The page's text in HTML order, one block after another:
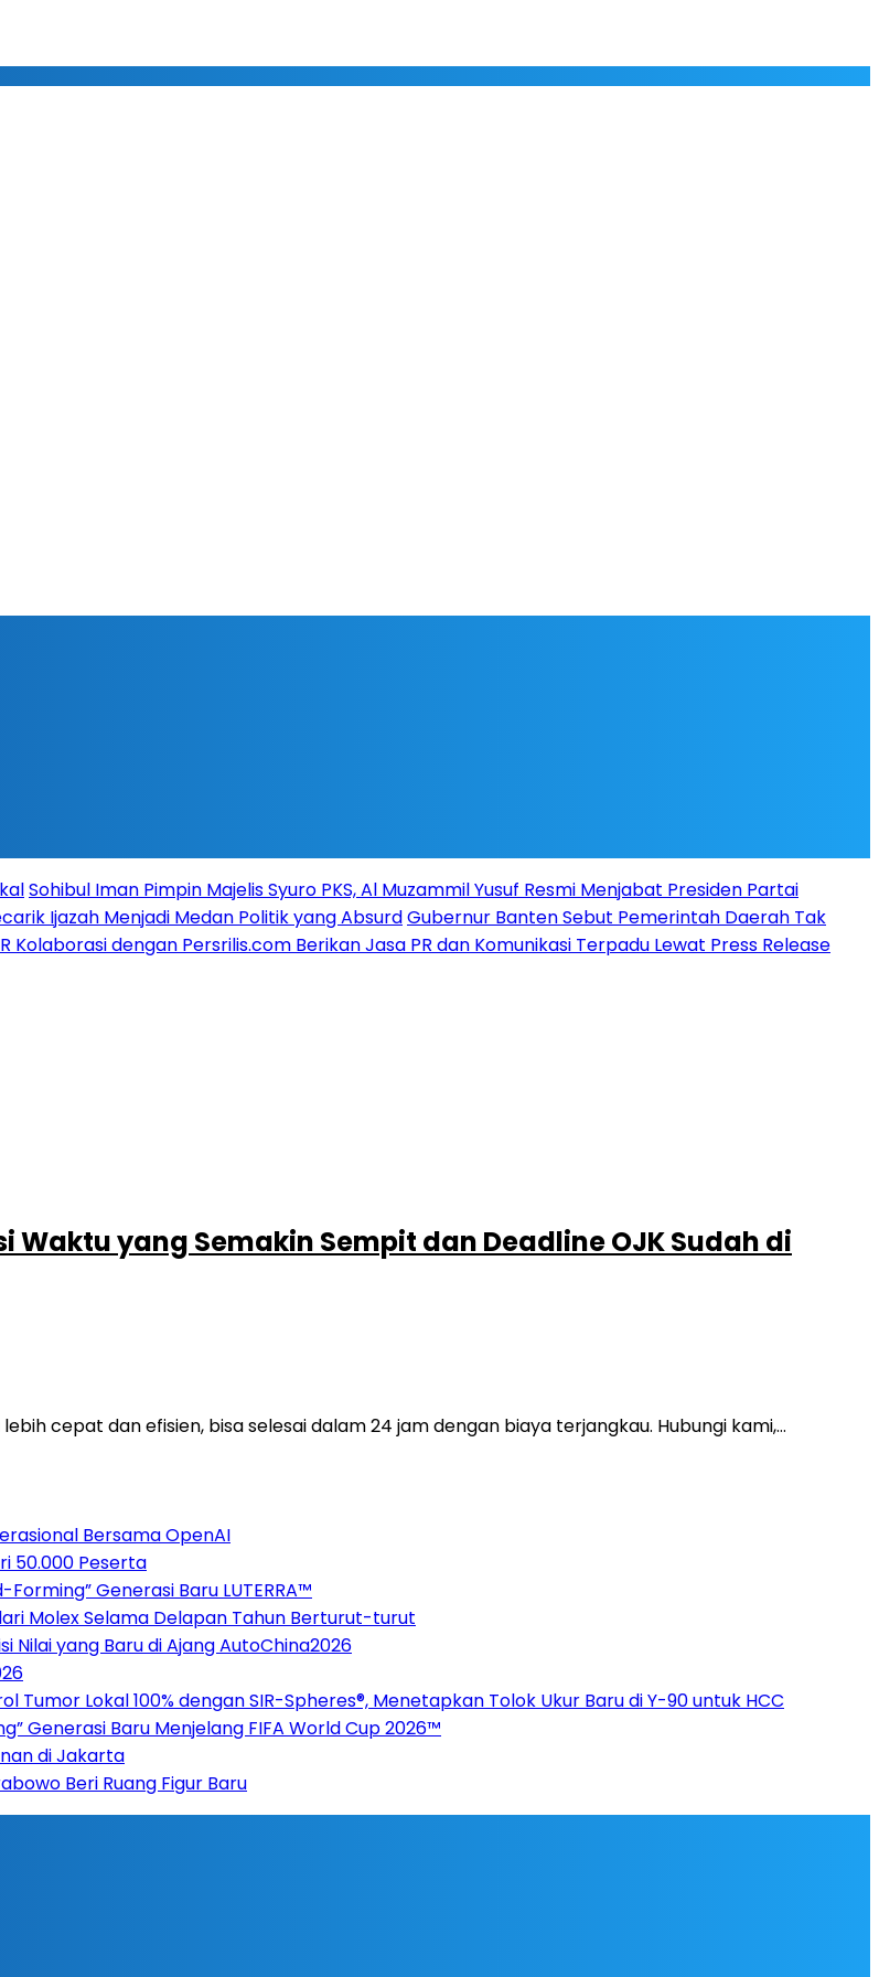
Sohibul Iman Pimpin Majelis Syuro PKS, Al Muzammil Yusuf Resmi Menjabat Presiden Partai
Ijazah Menjadi Medan Politik yang AbsurdGubernur Banten Sebut Pemerintah Daerah Tak
Kolaborasi dengan Persrilis.com Berikan Jasa PR dan Komunikasi Terpadu Lewat Press Release
yang Semakin Sempit dan Deadline OJK Sudah di
cepat dan efisien, bisa selesai dalam 24 jam dengan biaya terjangkau. Hubungi kami,…
Bersama OpenAI
50.000 Peserta
Generasi Baru LUTERRA™
Molex Selama Delapan Tahun Berturut-turut
Nilai yang Baru di Ajang AutoChina2026
Lokal 100% dengan SIR-Spheres®, Menetapkan Tolok Ukur Baru di Y-90 untuk HCC
Generasi Baru Menjelang FIFA World Cup 2026™
di Jakarta
Beri Ruang Figur Baru